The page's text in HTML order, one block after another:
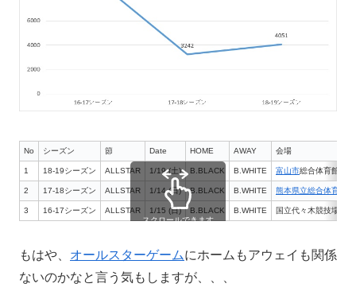
No シーズン 節 Date HOME AWAY 会場
1 18-19シーズン ALLSTAR 1/19 (土) B.BLACK B.WHITE 富山市総合体育館
2 17-18シーズン ALLSTAR 1/14 (日) B.BLACK B.WHITE 熊本県立総合体育館
3 16-17シーズン ALLSTAR 1/15 (日) B.BLACK B.WHITE
国立代々木競技場第
スクロールできます
もはや、 オールスターゲームにホームもアウェイも関係
ないのかなと言う気もしますが、、、